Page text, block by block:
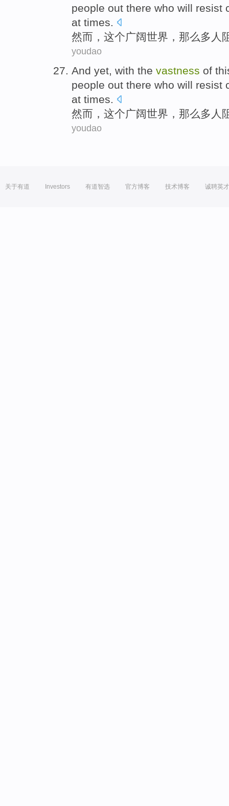
people out there who will resist
at times.
然而 ， 这个广阔世界 ， 那么多人
youdao
And yet, with the vastness of
people out there who will resist
at times.
然而 ， 这个广阔世界 ， 那么多人
youdao
关于有道 Investors 有道智选 官方博客 技术博客 诚聘英才